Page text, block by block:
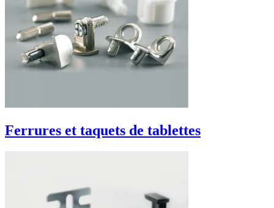
Ferrures et taquets de tablettes